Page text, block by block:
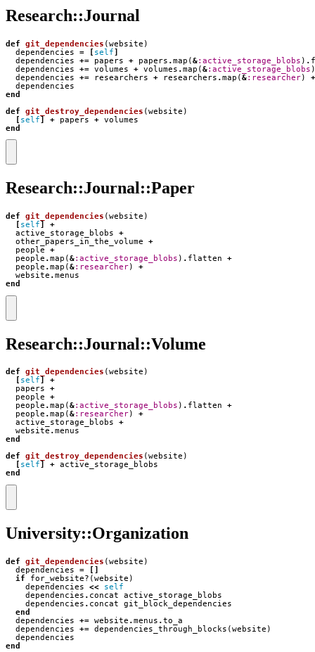
Research::Journal
def git_dependencies (website )
dependencies
= [ self]
dependencies
+= papers + papers .map (&:active_storage_blobs ) .
dependencies
+= volumes + volumes .map (&:active_storage_blobs )
dependencies
+= researchers + researchers .map (&:researcher)
+
dependencies
end
def
git_destroy_dependencies (website )
[ self] + papers + volumes
end
Research::Journal::Paper
def git_dependencies (website )
[ self]
+
active_storage_blobs
+
other_papers_in_the_volume
+
people
+
people .map (&:active_storage_blobs ) . flatten
+
people .map (&:researcher)
+
website .menus
end
Research::Journal::Volume
def git_dependencies ( website )
self
+
papers
+
people
+
people .map ( &:active_storage_blobs ) . flatten
+
people .map ( &:researcher)
+
active_storage_blobs
+
website .menus
end
def
git_destroy_dependencies ( website )
self + active_storage_blobs
end
University::Organization
def git_dependencies (website )
dependencies
=
[]
if
for_website? (website )
dependencies
<<
self
dependencies . concat
active_storage_blobs
dependencies . concat
git_block_dependencies
end
dependencies
+= website .menus .to_a
dependencies
+= dependencies_through_blocks (website )
dependencies
end